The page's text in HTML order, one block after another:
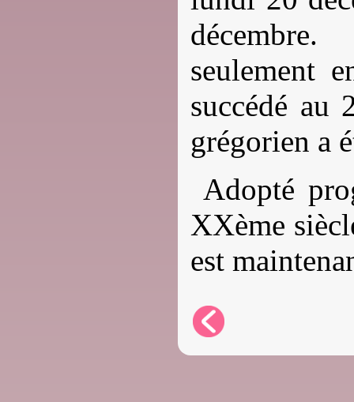
seulement
succédé au
grégorien a
Adopté
XXème
est